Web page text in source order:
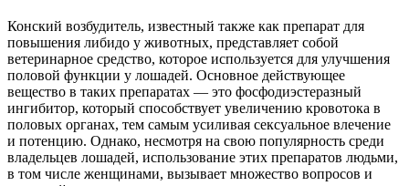
Конский возбудитель, известный также как препарат для
повышения либидо у животных, представляет собой
ветеринарное средство, которое используется для улучшения
половой функции у лошадей. Основное действующее
вещество в таких препаратах — это фосфодиэстеразный
ингибитор, который способствует увеличению кровотока в
половых органах, тем самым усиливая сексуальное влечение
и потенцию. Однако, несмотря на свою популярность среди
владельцев лошадей, использование этих препаратов людьми,
в том числе женщинами, вызывает множество вопросов и